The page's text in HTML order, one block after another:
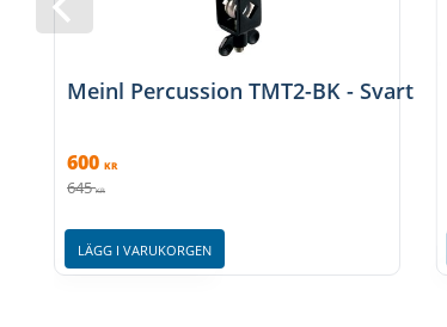
Meinl Percussion TMT2-BK - Svart
600 KR
645 KR
LÄGG I VARUKORGEN